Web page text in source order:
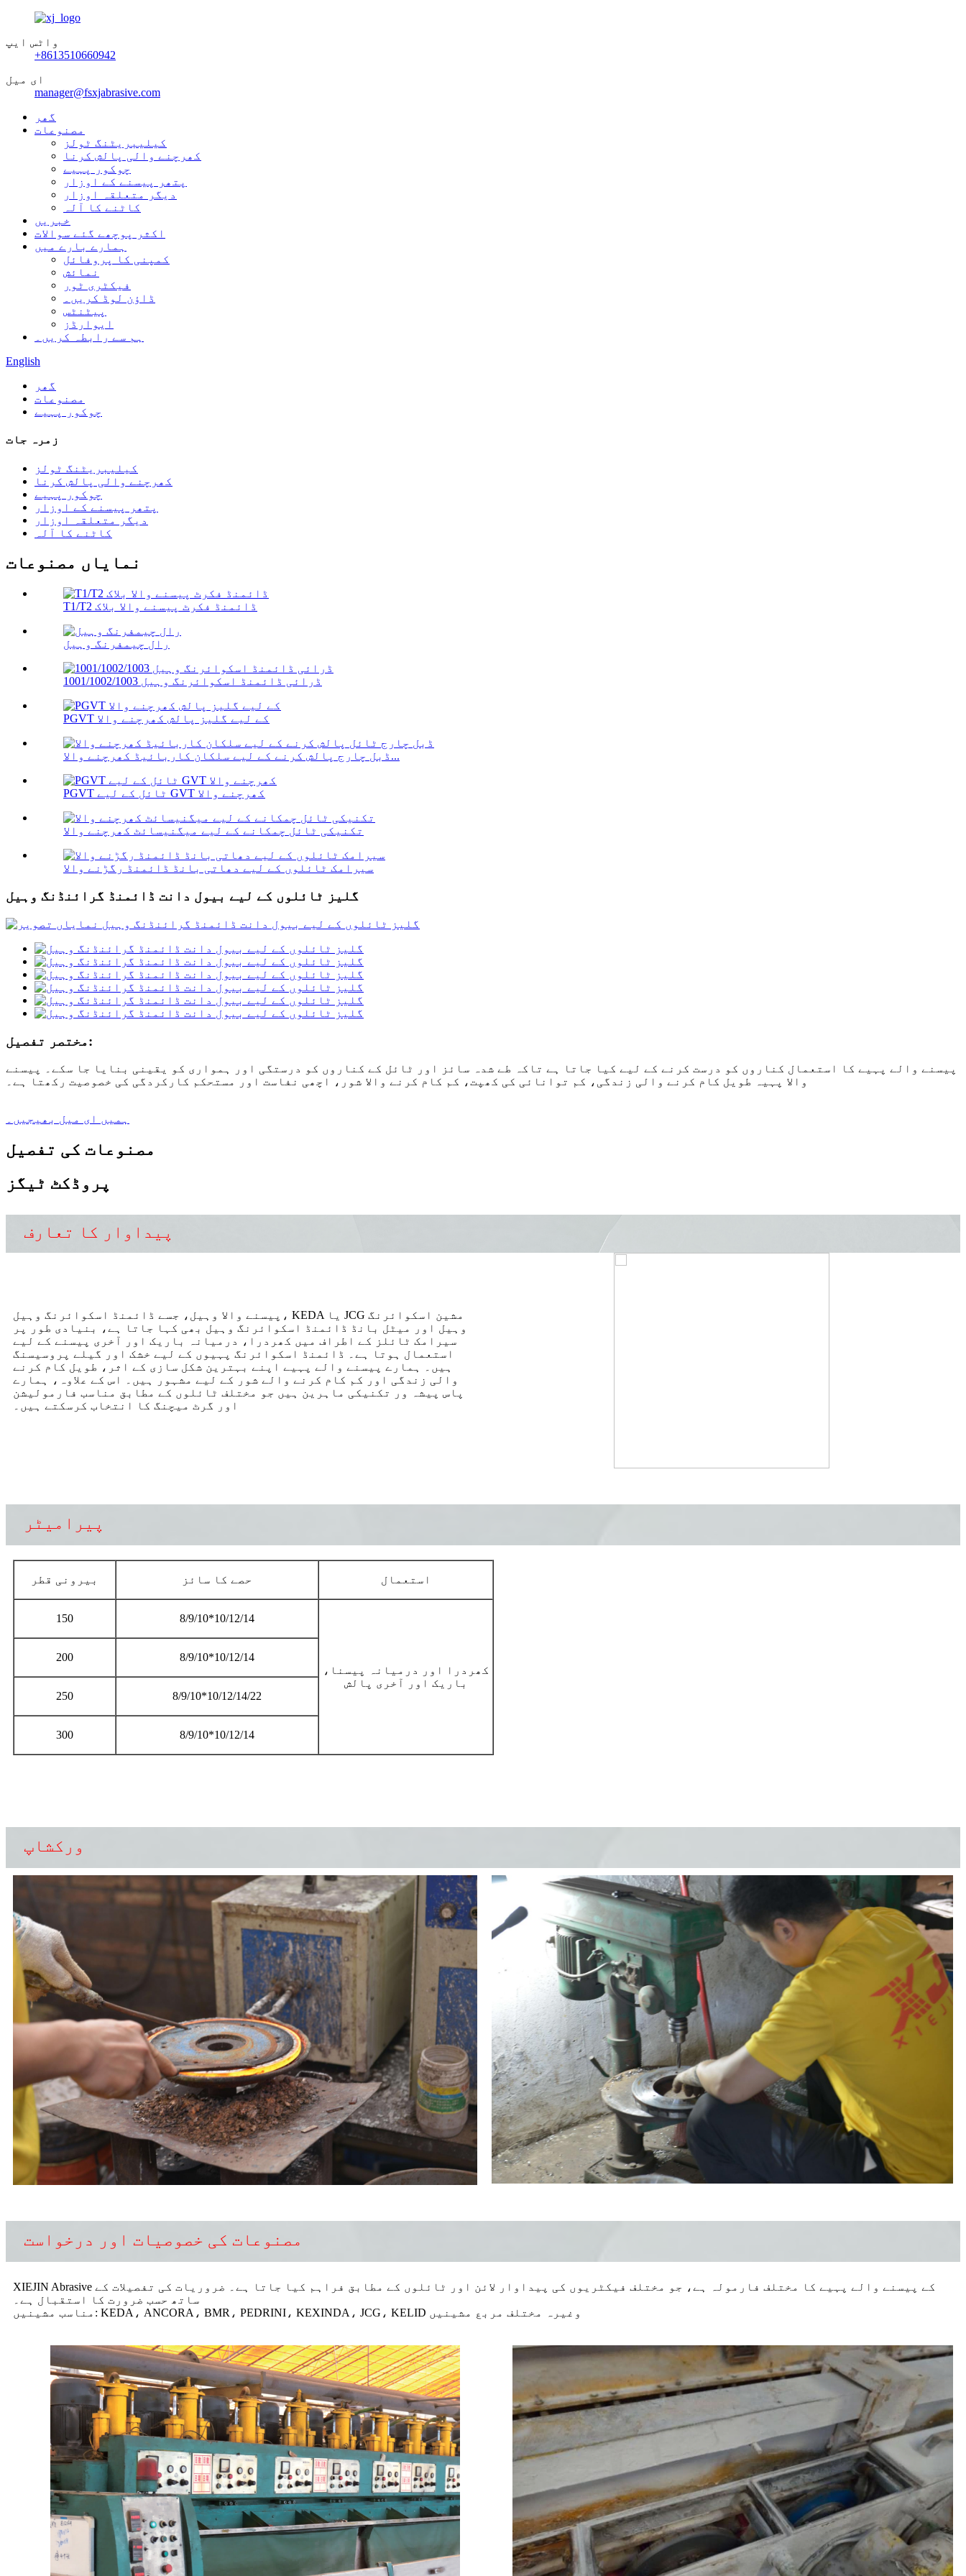
واٹس ایپ
+8613510660942
ای میل
manager@fsxjabrasive.com
گھر
مصنوعات
کیلیبریٹنگ ٹولز
کھرچنے والی پالش کرنا
چوکور پہیے
پتھر پیسنے کے اوزار
دیگر متعلقہ اوزار
کاٹنے کا آلہ
خبریں
اکثر پوچھے گئے سوالات
ہمارے بارے میں
کمپنی کا پروفائل
نمائش
فیکٹری ٹور
ڈاؤن لوڈ کریں۔
پیٹنٹس
ایوارڈز
ہم سے رابطہ کریں۔
English
گھر
مصنوعات
چوکور پہیے
زمرہ جات
کیلیبریٹنگ ٹولز
کھرچنے والی پالش کرنا
چوکور پہیے
پتھر پیسنے کے اوزار
دیگر متعلقہ اوزار
کاٹنے کا آلہ
نمایاں مصنوعات
T1/T2 ڈائمنڈ فکرٹ پیسنے والا بلاک
رال چیمفرنگ وہیل
ڈرائی ڈائمنڈ اسکوائرنگ وہیل 1001/1002/1003
PGVT کے لیے گلیز پالش کھرچنے والا
ڈبل چارج پالش کرنے کے لیے سلکان کاربائیڈ کھرچنے والا...
PGVT ٹائل کے لیے GVT کھرچنے والا
تکنیکی ٹائل چمکانے کے لیے میگنیسائٹ کھرچنے والا
سیرامک ٹائلوں کے لیے دھاتی بانڈ ڈائمنڈ رگڑنے والا
گلیز ٹائلوں کے لیے بیول دانت ڈائمنڈ گرائنڈنگ وہیل
مختصر تفصیل:
پیسنے والے پہیے کا استعمال کناروں کو درست کرنے کے لیے کیا جاتا ہے تاکہ طے شدہ سائز اور ٹائل کے کناروں کو درستگی اور ہمواری کو یقینی بنایا جا سکے۔ پیسنے
والا پہیہ طویل کام کرنے والی زندگی، کم توانائی کی کھپت، کم کام کرنے والا شور، اچھی نفاست اور مستحکم کارکردگی کی خصوصیت رکھتا ہے۔
ہمیں ای میل بھیجیں۔
مصنوعات کی تفصیل
پروڈکٹ ٹیگز
پیداوار کا تعارف
پیسنے والا وہیل، جسے ڈائمنڈ اسکوائرنگ وہیل، KEDA یا JCG مشین اسکوائرنگ
وہیل اور میٹل بانڈ ڈائمنڈ اسکوائرنگ وہیل بھی کہا جاتا ہے، بنیادی طور پر
سیرامک ٹائلز کے اطراف میں کھردرا، درمیانہ باریک اور آخری پیسنے کے لیے
استعمال ہوتا ہے۔ ڈائمنڈ اسکوائرنگ پہیوں کے لیے خشک اور گیلے پروسیسنگ
ہیں۔ ہمارے پیسنے والے پہیے اپنے بہترین شکل سازی کے اثر، طویل کام کرنے
والی زندگی اور کم کام کرنے والے شور کے لیے مشہور ہیں۔ اس کے علاوہ، ہمارے
پاس پیشہ ور تکنیکی ماہرین ہیں جو مختلف ٹائلوں کے مطابق مناسب فارمولیشن
اور گرٹ میچنگ کا انتخاب کرسکتے ہیں۔
پیرامیٹر
بیرونی قطر حصے کا سائز استعمال
150 8/9/10*10/12/14
کھردرا اور درمیانہ پیسنا،
باریک اور آخری پالش
200 8/9/10*10/12/14
250 8/9/10*10/12/14/22
300 8/9/10*10/12/14
ورکشاپ
مصنوعات کی خصوصیات اور درخواست
XIEJIN Abrasive کے پیسنے والے پہیے کا مختلف فارمولہ ہے، جو مختلف فیکٹریوں کی پیداوار لائن اور ٹائلوں کے مطابق فراہم کیا جاتا ہے۔ ضروریات کی تفصیلات کے
ساتھ حسب ضرورت کا استقبال ہے۔
مناسب مشینیں: KEDA، ANCORA، BMR، PEDRINI، KEXINDA، JCG، KELID وغیرہ مختلف مربع مشینیں